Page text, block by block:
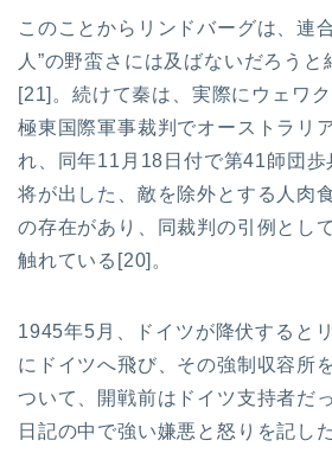
このことからリンドバーグは、連
人”の野蛮さには及ばないだろう
[21]。続けて秦は、実際にウェワ
極東国際軍事裁判でオーストラリ
れ、同年11月18日付で第41師団
将が出した、敵を除外とする人肉
の存在があり、同裁判の引例とし
触れている[20]。
1945年5月、ドイツが降伏すると
にドイツへ飛び、その強制収容所
ついて、開戦前はドイツ支持者だ
日記の中で強い嫌悪と怒りを記し